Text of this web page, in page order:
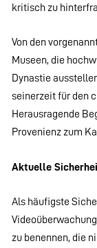
kritisch zu
Von den
Museen, die
Dynastie
seinerzeit für den
Herausragende
Provenienz zum
Aktuelle
Als häufigste
zu benennen, die